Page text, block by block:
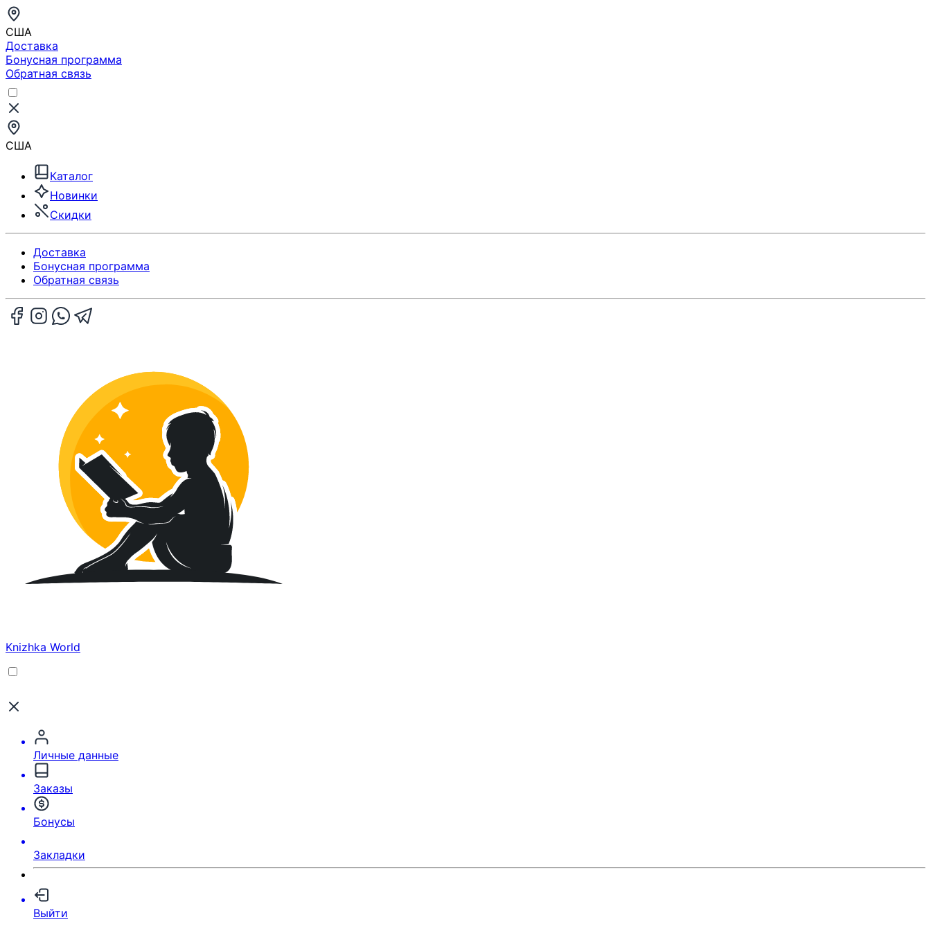
США
Доставка
Бонусная программа
Обратная связь
США
Каталог
Новинки
Скидки
Доставка
Бонусная программа
Обратная связь
Knizhka World
Личные данные
Заказы
Бонусы
Закладки
Выйти